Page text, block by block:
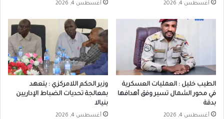
أغسطس 4, 2026 أغسطس 4, 2026
الطيب خليل : العمليات العسكرية
في محور الشمال تسير وفق أهدافها
بدقة
أغسطس 4, 2026
وزير الحكم اللامركزي : يتعهد
بمعالجة تحديات الضباط الإداريين
بنيالا
أغسطس 4, 2026